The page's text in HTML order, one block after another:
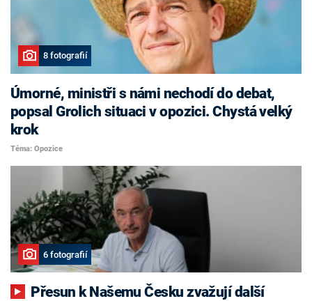
8 fotografií
Úmorné, ministři s námi nechodí do debat,
popsal Grolich situaci v opozici. Chystá velký
krok
Téma: Opozice
6 fotografií